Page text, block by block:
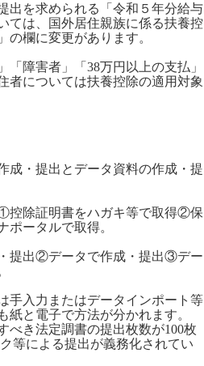
出を求められる「令和 ５ 年分給与
ては、国外居住親族に係る扶養控
の欄に変更があります。
「障害者」「 38万円以上の支払」
者については扶養控除の適用対象
成・提出とデータ資料の作成・提
控除証明書をハガキ等で取得②保
ータルで取得。
提出②データで作成・提出③デー
手入力またはデータインポート等
と電子で方法が分かれます。
べき法定調書の提出枚数が100枚
等による提出が義務化されてい